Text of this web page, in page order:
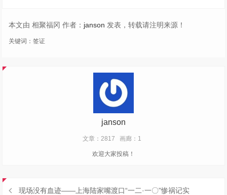
本文由 相聚福冈 作者： janson 发表，转载请注明来源！
关键词：签证
janson
文章：2817 画廊：1
欢迎大家投稿！
现场没有血迹——上海陆家嘴渡口“一二·一〇”惨祸记实